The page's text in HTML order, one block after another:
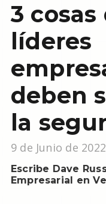
3
líderes
deben
la
9 de Junio de 2022
Escribe Dave
Empresarial en